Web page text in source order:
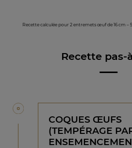
Recette calculée pour 2 entremets œuf de 16 cm –
Recette pas-
COQUES ŒUFS
(TEMPÉRAGE